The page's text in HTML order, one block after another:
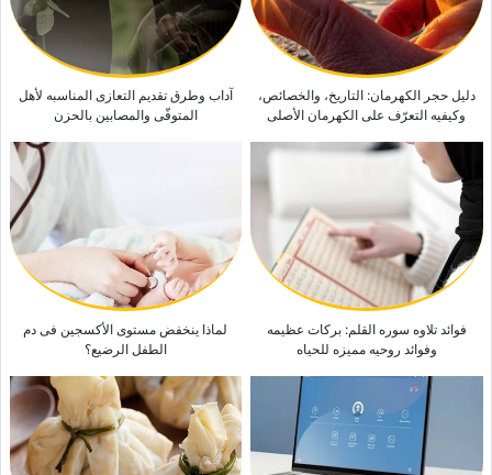
بترامب
دلیل حجر الکهرمان: التاریخ، والخصائص،
وکیفیه التعرّف على الکهرمان الأصلی
آداب وطرق تقدیم التعازی المناسبه لأهل
المتوفّى والمصابین بالحزن
فوائد تلاوه سوره القلم: برکات عظیمه
وفوائد روحیه ممیزه للحیاه
لماذا ینخفض مستوى الأکسجین فی دم
الطفل الرضیع؟